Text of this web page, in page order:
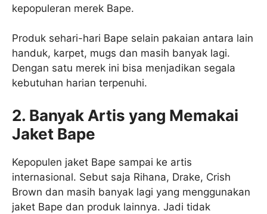
kepopuleran merek Bape.
Produk sehari-hari Bape selain pakaian antara lain
handuk, karpet, mugs dan masih banyak lagi.
Dengan satu merek ini bisa menjadikan segala
kebutuhan harian terpenuhi.
2. Banyak Artis yang Memakai
Jaket Bape
Kepopulen jaket Bape sampai ke artis
internasional. Sebut saja Rihana, Drake, Crish
Brown dan masih banyak lagi yang menggunakan
jaket Bape dan produk lainnya. Jadi tidak